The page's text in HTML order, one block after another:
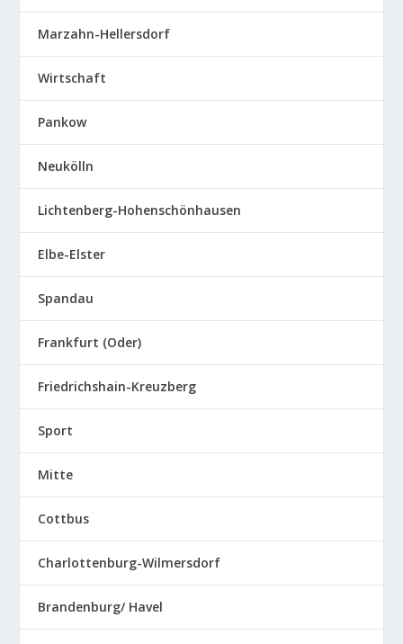
Marzahn-Hellersdorf
Wirtschaft
Pankow
Neukölln
Lichtenberg-Hohenschönhausen
Elbe-Elster
Spandau
Frankfurt (Oder)
Friedrichshain-Kreuzberg
Sport
Mitte
Cottbus
Charlottenburg-Wilmersdorf
Brandenburg/ Havel